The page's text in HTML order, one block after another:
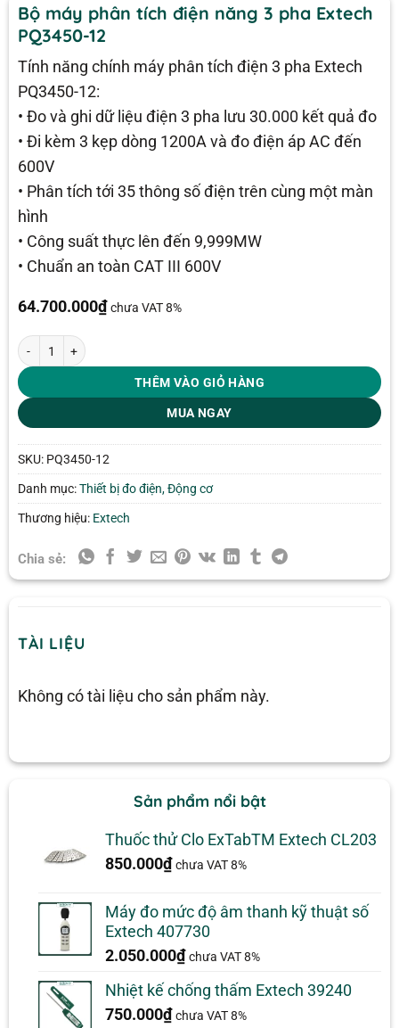
Bộ máy phân tích điện năng 3 pha Extech
PQ3450-12
Tính năng chính máy phân tích điện 3 pha Extech
PQ3450-12:
• Đo và ghi dữ liệu điện 3 pha lưu 30.000 kết quả đo
• Đi kèm 3 kẹp dòng 1200A và đo điện áp AC đến
600V
• Phân tích tới 35 thông số điện trên cùng một màn
hình
• Công suất thực lên đến 9,999MW
• Chuẩn an toàn CAT III 600V
64.700.000₫ chưa VAT 8%
Bộ máy phân tích điện năng 3 pha Extech PQ3450-12 số lượng
THÊM VÀO GIỎ HÀNG
MUA NGAY
SKU: PQ3450-12
Danh mục:Thiết bị đo điện, Động cơ
Thương hiệu: Extech
Chia sẻ:
TÀI LIỆU
Không có tài liệu cho sản phẩm này.
Sản phẩm nổi bật
Thuốc thử Clo ExTabTM Extech CL203
850.000₫ chưa VAT 8%
Máy đo mức độ âm thanh kỹ thuật số
Extech 407730
2.050.000₫ chưa VAT 8%
Nhiệt kế chống thấm Extech 39240
750.000₫ chưa VAT 8%